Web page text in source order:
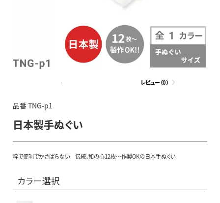
- レビュー（0）
品番 TNG-p1
日本製手ぬぐい
粋で便利でかさばらない 伝統、和の心12枚～作製OKの日本手ぬぐい
カラー選択